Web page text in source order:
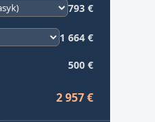
793 €
1 664 €
500 €
2 957 €